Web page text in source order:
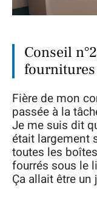
Conseil
fournitures
Fière de mon
passée à la
Je me suis dit
était largement
toutes les
fourrés sous le
Ça allait être un